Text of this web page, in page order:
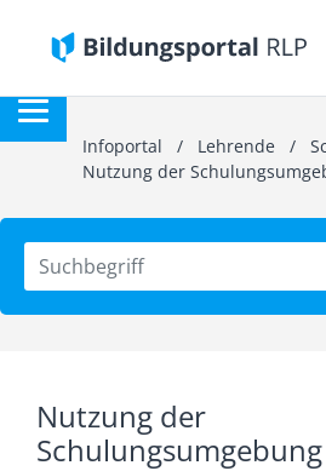
Infoportal / Lehrende /
Nutzung der
Nutzung der
Schulungsumgebung